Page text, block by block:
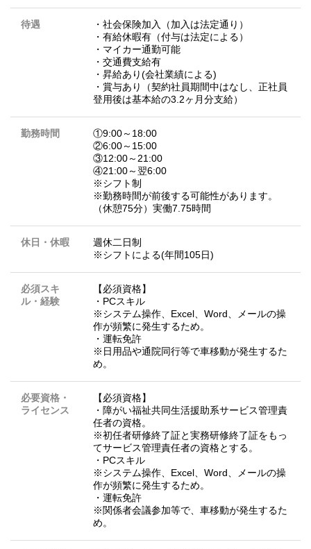
待遇
・社会保険加入（加入は法定通り）
・有給休暇有（付与は法定による）
・マイカー通勤可能
・交通費支給有
・昇給あり(会社業績による)
・賞与あり（契約社員期間中はなし、正社員
登用後は基本給の3.2ヶ月分支給）
勤務時間
①9:00～18:00
②6:00～15:00
③12:00～21:00
④21:00～翌6:00
※シフト制
※勤務時間が前後する可能性があります。
（休憩75分）実働7.75時間
休日・休暇
週休二日制
※シフトによる(年間105日)
必須スキ
ル・経験
【必須資格】
・PCスキル
※システム操作、Excel、Word、メールの操
作が頻繁に発生するため。
・運転免許
※日用品や通院同行等で車移動が発生するた
め。
必要資格・
ライセンス
【必須資格】
・障がい福祉共同生活援助系サービス管理責
任者の資格。
※初任者研修終了証と実務研修終了証をもっ
てサービス管理責任者の資格とする。
・PCスキル
※システム操作、Excel、Word、メールの操
作が頻繁に発生するため。
・運転免許
※関係者会議参加等で、車移動が発生するた
め。